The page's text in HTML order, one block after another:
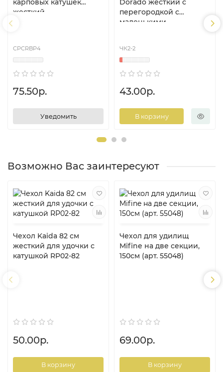
карповых катушек
жесткий
CPCRBP4
75.50р.
Уведомить
Dorado жесткий c
перегородкой с
маленькими
ЧК2-2
43.00р.
В корзину
Возможно Вас заинтересуют
Чехол Kaida 82 см
жесткий для удочки с
катушкой RP02-82
50.00р.
В корзину
Чехол для удилищ
Mifine на две секции,
150см (арт. 55048)
69.00р.
В корзину